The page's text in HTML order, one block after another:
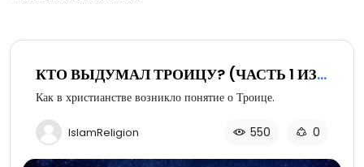
КТО ВЫДУМАЛ ТРОИЦУ? (ЧАСТЬ 1 ИЗ
2)
Как в христианстве возникло понятие о Троице.
IslamReligion 550 0